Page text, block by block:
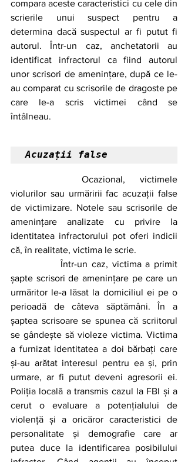
compara aceste caracteristici cu cele din
scrierile unui suspect pentru a
determina dacă suspectul ar fi putut fi
autorul. Într-un caz, anchetatorii au
identificat infractorul ca fiind autorul
unor scrisori de amenințare, după ce le-
au comparat cu scrisorile de dragoste pe
care le-a scris victimei când se
întâlneau.
Acuzații false
		Ocazional, victimele
violurilor sau urmăririi fac acuzații false
de victimizare. Notele sau scrisorile de
amenințare analizate cu privire la
identitatea infractorului pot oferi indicii
că, în realitate, victima le scrie.
		Într-un caz, victima a primit
șapte scrisori de amenințare pe care un
urmăritor le-a lăsat la domiciliul ei pe o
perioadă de câteva săptămâni. În a
șaptea scrisoare se spunea că scriitorul
se gândește să violeze victima. Victima
a furnizat identitatea a doi bărbați care
și-au arătat interesul pentru ea și, prin
urmare, ar fi putut deveni agresorii ei.
Poliția locală a transmis cazul la FBI și a
cerut o evaluare a potențialului de
violență și a oricăror caracteristici de
personalitate și demografie care ar
putea duce la identificarea posibilului